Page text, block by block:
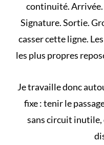
continuité. Arrivée.
Signature. Sortie.
casser cette ligne. Les
les plus propres
Je travaille donc
fixe : tenir le
sans circuit inutile,